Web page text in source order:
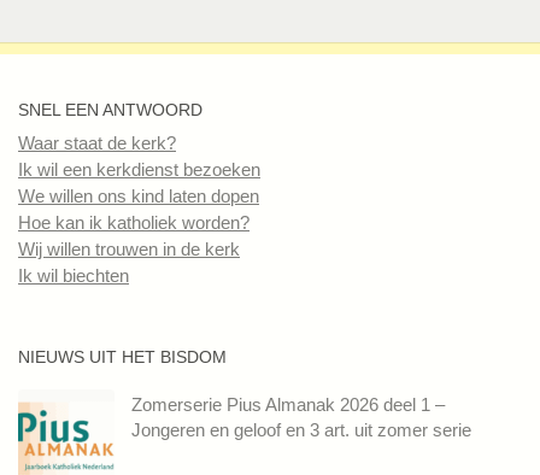
SNEL EEN ANTWOORD
Waar staat de kerk?
Ik wil een kerkdienst bezoeken
We willen ons kind laten dopen
Hoe kan ik katholiek worden?
Wij willen trouwen in de kerk
Ik wil biechten
NIEUWS UIT HET BISDOM
Zomerserie Pius Almanak 2026 deel 1 –
Jongeren en geloof en 3 art. uit zomer serie